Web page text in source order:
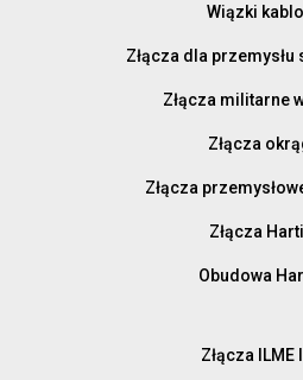
Wiązki
Złącza dla
Złącza militarne
Złącza
Złącza
Złącza
Obudowa
Złącza ILME